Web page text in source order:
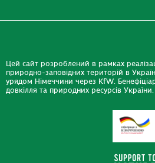
Цей сайт розроблений в рамках
природно-заповідних територій в
урядом Німеччини через KfW.
довкілля та природних ресурсів України.